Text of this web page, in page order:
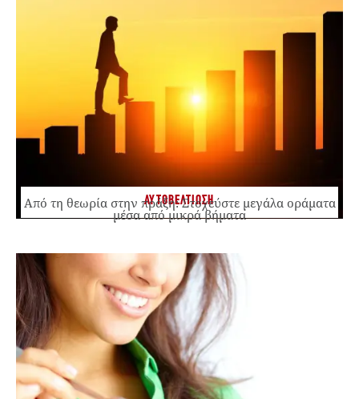
ΑΥΤΟΒΕΛΤΙΩΣΗ
Από τη θεωρία στην πράξη: Στοχεύστε μεγάλα οράματα
μέσα από μικρά βήματα